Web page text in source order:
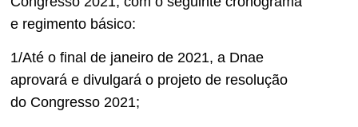
e regimento básico:
1/Até o final de janeiro de 2021, a Dnae
aprovará e divulgará o projeto de resolução
do Congresso 2021;